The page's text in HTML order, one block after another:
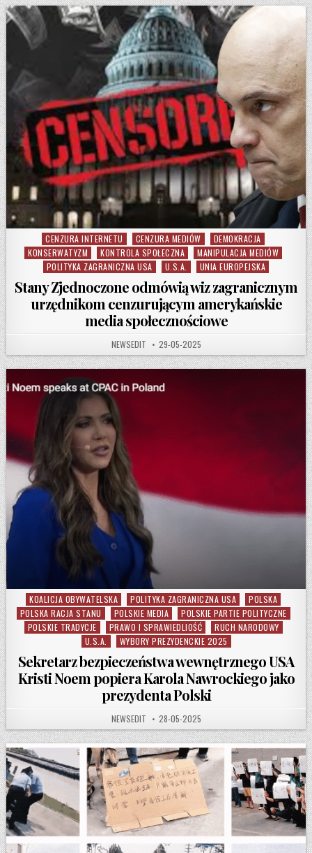
Posted in
CENZURA INTERNETU CENZURA MEDIÓW
DEMOKRACJA
KONSERWATYZM
KONTROLA SPOŁECZNA
MANIPULACJA MEDIÓW
POLITYKA ZAGRANICZNA USA
U.S.A. UNIA EUROPEJSKA
Stany Zjednoczone odmówią wiz zagranicznym
urzędnikom cenzurującym amerykańskie
media społecznościowe
AUTHOR:
NEWSEDIT PUBLISHED DATE:
29-05-2025
Posted in
KOALICJA OBYWATELSKA POLITYKA ZAGRANICZNA USA
POLSKA
POLSKA RACJA STANU
POLSKIE MEDIA
POLSKIE PARTIE POLITYCZNE
POLSKIE TRADYCJE
PRAWO I SPRAWIEDLIOŚĆ
RUCH NARODOWY
U.S.A.
WYBORY PREZYDENCKIE 2025
Sekretarz bezpieczeństwa wewnętrznego USA
Kristi Noem popiera Karola Nawrockiego jako
prezydenta Polski
AUTHOR:
NEWSEDIT PUBLISHED DATE:
28-05-2025